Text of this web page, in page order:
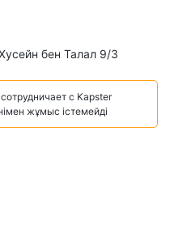
бен Талал 9/3
с Kapster
жұмыс істемейді